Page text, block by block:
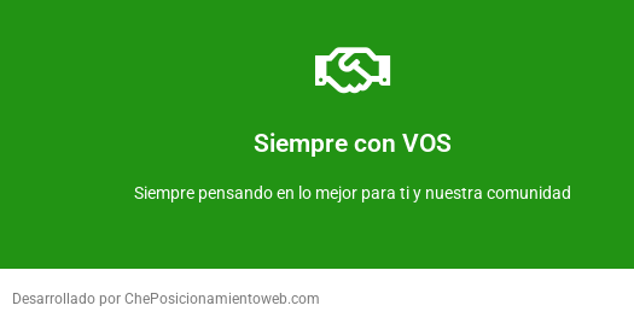
Siempre con VOS
Siempre pensando en lo mejor para ti y nuestra comunidad
Farmacia Avenida
Somos una farmacia al servicio de nuestra comunidad
Más información de nuestra farmacia
Desarrollado por ChePosicionamientoweb.com